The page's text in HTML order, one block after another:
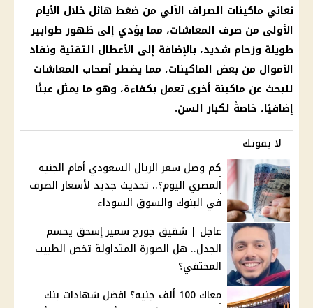
تعاني ماكينات الصراف الآلي من ضغط هائل خلال الأيام
الأولى من صرف المعاشات، مما يؤدي إلى ظهور طوابير
طويلة وزحام شديد، بالإضافة إلى الأعطال التقنية ونفاد
الأموال من بعض الماكينات، مما يضطرأصحاب المعاشات
للبحث عن ماكينة أخرى تعمل بكفاءة، وهو ما يمثل عبئًا
إضافيًا، خاصةً لكبار السن.
لا يفوتك
كم وصل سعر الريال السعودي أمام الجنيه
المصري اليوم؟.. تحديث جديد لأسعار الصرف
في البنوك والسوق السوداء
عاجل | شقيق جورج سمير إسحق يحسم
الجدل.. هل الصورة المتداولة تخص الطبيب
المختفي؟
معاك 100 ألف جنيه؟ افضل شهادات بنك